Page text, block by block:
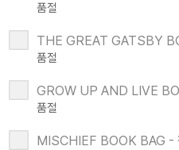
품절
THE GREAT GATSBY
품절
GROW UP AND LIVE
품절
MISCHIEF BOOK BAG -